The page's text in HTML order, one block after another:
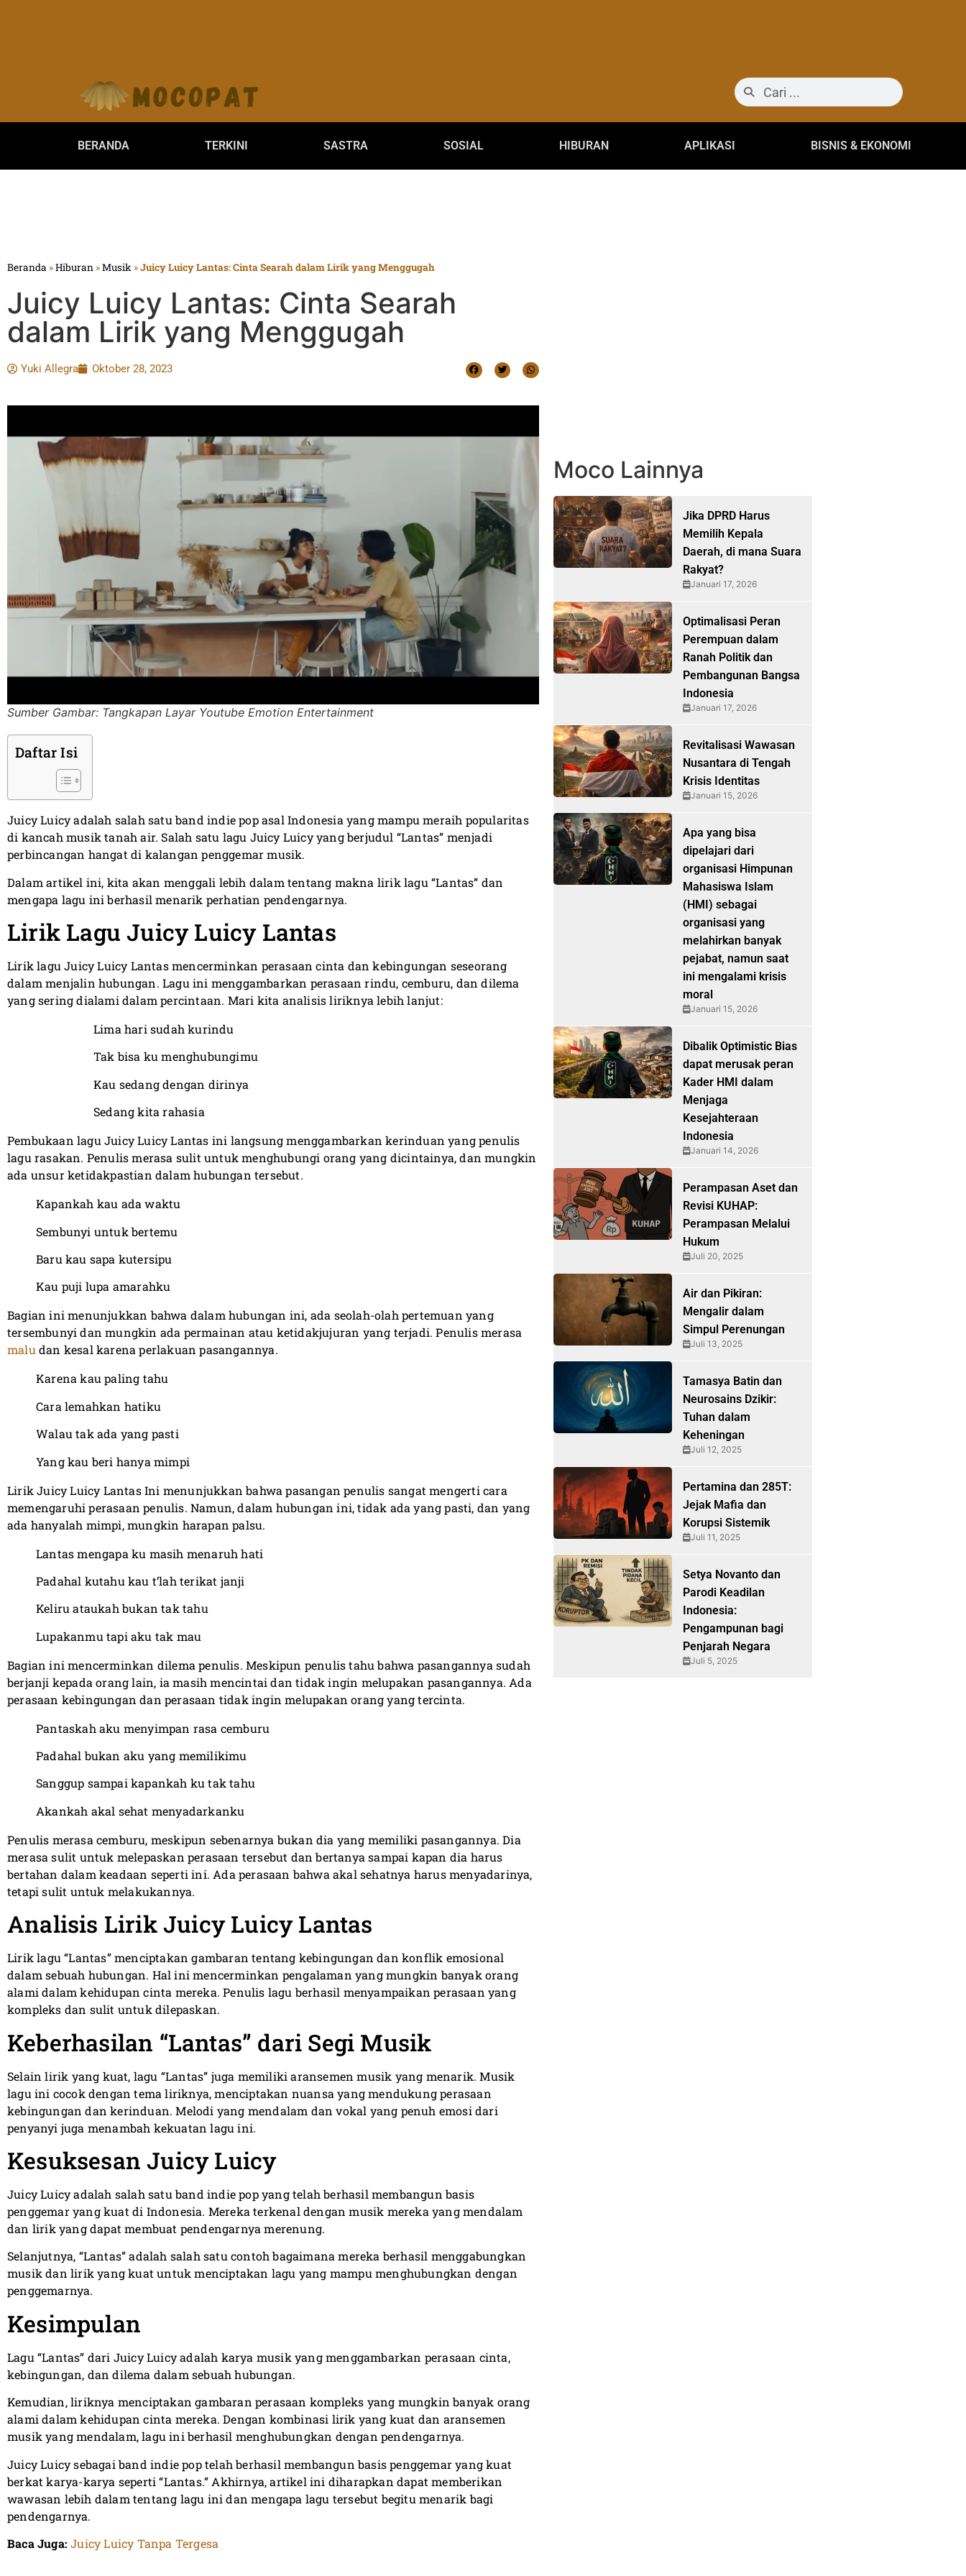
BERANDA TERKINI SASTRA SOSIAL HIBURAN APLIKASI BISNIS & EKONOMI
Beranda »Hiburan »Musik »Juicy Luicy Lantas: Cinta Searah dalam Lirik yang Menggugah
Juicy Luicy Lantas: Cinta Searah
dalam Lirik yang Menggugah
Yuki Allegra Oktober 28, 2023
Sumber Gambar: Tangkapan Layar Youtube Emotion Entertainment
Daftar Isi
Juicy Luicy adalah salah satu band indie pop asal Indonesia yang mampu meraih popularitas
di kancah musik tanah air. Salah satu lagu Juicy Luicy yang berjudul “Lantas” menjadi
perbincangan hangat di kalangan penggemar musik.
Dalam artikel ini, kita akan menggali lebih dalam tentang makna lirik lagu “Lantas” dan
mengapa lagu ini berhasil menarik perhatian pendengarnya.
Lirik Lagu Juicy Luicy Lantas
Lirik lagu Juicy Luicy Lantas mencerminkan perasaan cinta dan kebingungan seseorang
dalam menjalin hubungan. Lagu ini menggambarkan perasaan rindu, cemburu, dan dilema
yang sering dialami dalam percintaan. Mari kita analisis liriknya lebih lanjut:
Lima hari sudah kurindu
Tak bisa ku menghubungimu
Kau sedang dengan dirinya
Sedang kita rahasia
Pembukaan lagu Juicy Luicy Lantas ini langsung menggambarkan kerinduan yang penulis
lagu rasakan. Penulis merasa sulit untuk menghubungi orang yang dicintainya, dan mungkin
ada unsur ketidakpastian dalam hubungan tersebut.
Kapankah kau ada waktu
Sembunyi untuk bertemu
Baru kau sapa kutersipu
Kau puji lupa amarahku
Bagian ini menunjukkan bahwa dalam hubungan ini, ada seolah-olah pertemuan yang
tersembunyi dan mungkin ada permainan atau ketidakjujuran yang terjadi. Penulis merasa
maludan kesal karena perlakuan pasangannya.
Karena kau paling tahu
Cara lemahkan hatiku
Walau tak ada yang pasti
Yang kau beri hanya mimpi
Lirik Juicy Luicy Lantas Ini menunjukkan bahwa pasangan penulis sangat mengerti cara
memengaruhi perasaan penulis. Namun, dalam hubungan ini, tidak ada yang pasti, dan yang
ada hanyalah mimpi, mungkin harapan palsu.
Lantas mengapa ku masih menaruh hati
Padahal kutahu kau t’lah terikat janji
Keliru ataukah bukan tak tahu
Lupakanmu tapi aku tak mau
Bagian ini mencerminkan dilema penulis. Meskipun penulis tahu bahwa pasangannya sudah
berjanji kepada orang lain, ia masih mencintai dan tidak ingin melupakan pasangannya. Ada
perasaan kebingungan dan perasaan tidak ingin melupakan orang yang tercinta.
Pantaskah aku menyimpan rasa cemburu
Padahal bukan aku yang memilikimu
Sanggup sampai kapankah ku tak tahu
Akankah akal sehat menyadarkanku
Penulis merasa cemburu, meskipun sebenarnya bukan dia yang memiliki pasangannya. Dia
merasa sulit untuk melepaskan perasaan tersebut dan bertanya sampai kapan dia harus
bertahan dalam keadaan seperti ini. Ada perasaan bahwa akal sehatnya harus menyadarinya,
tetapi sulit untuk melakukannya.
Analisis Lirik Juicy Luicy Lantas
Lirik lagu “Lantas” menciptakan gambaran tentang kebingungan dan konflik emosional
dalam sebuah hubungan. Hal ini mencerminkan pengalaman yang mungkin banyak orang
alami dalam kehidupan cinta mereka. Penulis lagu berhasil menyampaikan perasaan yang
kompleks dan sulit untuk dilepaskan.
Keberhasilan “Lantas” dari Segi Musik
Selain lirik yang kuat, lagu “Lantas” juga memiliki aransemen musik yang menarik. Musik
lagu ini cocok dengan tema liriknya, menciptakan nuansa yang mendukung perasaan
kebingungan dan kerinduan. Melodi yang mendalam dan vokal yang penuh emosi dari
penyanyi juga menambah kekuatan lagu ini.
Kesuksesan Juicy Luicy
Juicy Luicy adalah salah satu band indie pop yang telah berhasil membangun basis
penggemar yang kuat di Indonesia. Mereka terkenal dengan musik mereka yang mendalam
dan lirik yang dapat membuat pendengarnya merenung.
Selanjutnya, “Lantas” adalah salah satu contoh bagaimana mereka berhasil menggabungkan
musik dan lirik yang kuat untuk menciptakan lagu yang mampu menghubungkan dengan
penggemarnya.
Kesimpulan
Lagu “Lantas” dari Juicy Luicy adalah karya musik yang menggambarkan perasaan cinta,
kebingungan, dan dilema dalam sebuah hubungan.
Kemudian, liriknya menciptakan gambaran perasaan kompleks yang mungkin banyak orang
alami dalam kehidupan cinta mereka. Dengan kombinasi lirik yang kuat dan aransemen
musik yang mendalam, lagu ini berhasil menghubungkan dengan pendengarnya.
Juicy Luicy sebagai band indie pop telah berhasil membangun basis penggemar yang kuat
berkat karya-karya seperti “Lantas.” Akhirnya, artikel ini diharapkan dapat memberikan
wawasan lebih dalam tentang lagu ini dan mengapa lagu tersebut begitu menarik bagi
pendengarnya.
Baca Juga: Juicy Luicy Tanpa Tergesa
Moco Lainnya
Jika DPRD Harus
Memilih Kepala
Daerah, di mana Suara
Rakyat?
Januari 17, 2026
Optimalisasi Peran
Perempuan dalam
Ranah Politik dan
Pembangunan Bangsa
Indonesia
Januari 17, 2026
Revitalisasi Wawasan
Nusantara di Tengah
Krisis Identitas
Januari 15, 2026
Apa yang bisa
dipelajari dari
organisasi Himpunan
Mahasiswa Islam
(HMI) sebagai
organisasi yang
melahirkan banyak
pejabat, namun saat
ini mengalami krisis
moral
Januari 15, 2026
Dibalik Optimistic Bias
dapat merusak peran
Kader HMI dalam
Menjaga
Kesejahteraan
Indonesia
Januari 14, 2026
Perampasan Aset dan
Revisi KUHAP:
Perampasan Melalui
Hukum
Juli 20, 2025
Air dan Pikiran:
Mengalir dalam
Simpul Perenungan
Juli 13, 2025
Tamasya Batin dan
Neurosains Dzikir:
Tuhan dalam
Keheningan
Juli 12, 2025
Pertamina dan 285T:
Jejak Mafia dan
Korupsi Sistemik
Juli 11, 2025
Setya Novanto dan
Parodi Keadilan
Indonesia:
Pengampunan bagi
Penjarah Negara
Juli 5, 2025